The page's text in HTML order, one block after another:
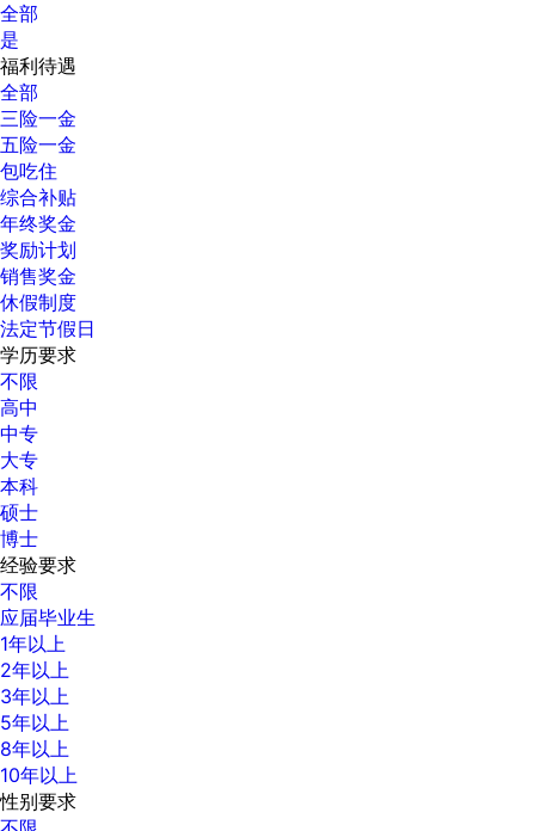
全部
是
福利待遇
全部
三险一金
五险一金
包吃住
综合补贴
年终奖金
奖励计划
销售奖金
休假制度
法定节假日
学历要求
不限
高中
中专
大专
本科
硕士
博士
经验要求
不限
应届毕业生
1年以上
2年以上
3年以上
5年以上
8年以上
10年以上
性别要求